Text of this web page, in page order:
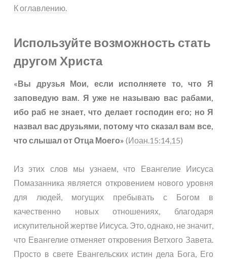
К оглавлению.
Используйте возможность стать
другом Христа
«Вы друзья Мои, если исполняете то, что Я
заповедую вам. Я уже не называю вас рабами,
ибо раб не знает, что делает господин его; но Я
назвал вас друзьями, потому что сказал вам все,
что слышал от Отца Моего» (Иоан.15:14,15)
Из этих слов мы узнаем, что Евангелие Иисуса
Помазанника является откровением нового уровня
для людей, могущих пребывать с Богом в
качественно новых отношениях, благодаря
искупительной жертве Иисуса. Это, однако, не значит,
что Евангелие отменяет откровения Ветхого Завета.
Просто в свете Евангельских истин дела Бога, Его